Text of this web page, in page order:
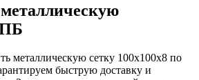
металлическую сетку 100х100х8 по
быструю доставку и